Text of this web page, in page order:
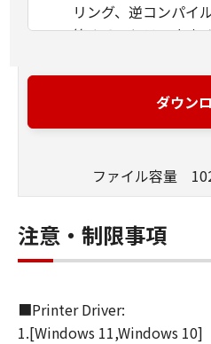
リング、逆コンパイ
等することはできま
ン株式会社およびキ
は、本ソフトウェア
がないこと、その他
キヤノン、キヤノン
ン株式会社およびキ
連して生ずる直接的
損害等について、い
ダウン
ファイル容量
注意・制限事項
■Printer Driver:
1.[Windows 11,Windows 10]